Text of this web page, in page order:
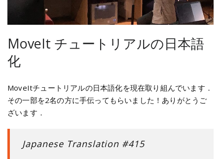
MoveIt チュートリアルの日本語
化
MoveItチュートリアルの日本語化を現在取り組んでいます．
その一部を2名の方に手伝ってもらいました！ありがとうご
ざいます．
Japanese Translation #415